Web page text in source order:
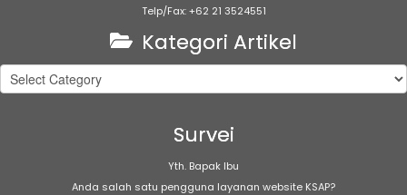
Telp/Fax: +62 21 3524551
Kategori Artikel
Kategori
Artikel
Survei
Yth. Bapak Ibu
Anda salah satu pengguna layanan website KSAP?